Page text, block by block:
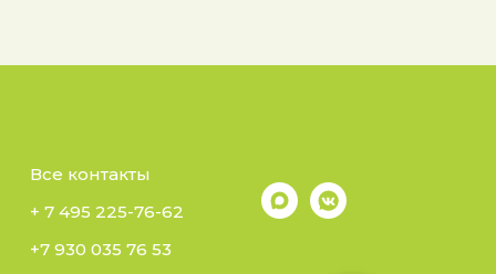
Все контакты
+ 7 495 225-76-62
+7 930 035 76 53